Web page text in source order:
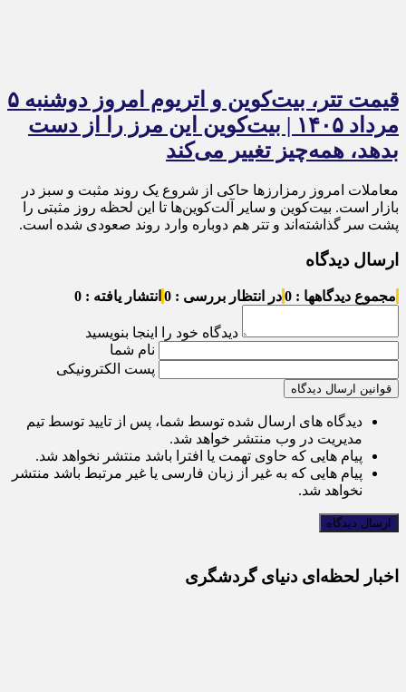
قیمت تتر، بیت‌کوین و اتریوم امروز دوشنبه ۵
مرداد ۱۴۰۵ | بیت‌کوین این مرز را از دست
بدهد، همه‌چیز تغییر می‌کند
معاملات امروز رمزارز‌ها حاکی از شروع یک روند مثبت و سبز در
بازار است. بیت‌کوین و سایر آلت‌کوین‌ها تا این لحظه روز مثبتی را
پشت سر گذاشته‌اند و تتر هم دوباره وارد روند صعودی شده است.
ارسال دیدگاه
مجموع دیدگاهها : 0 در انتظار بررسی : 0 انتشار یافته : 0
دیدگاه خود را اینجا بنویسید
نام شما
پست الکترونیکی
قوانین ارسال دیدگاه
دیدگاه های ارسال شده توسط شما، پس از تایید توسط تیم
مدیریت در وب منتشر خواهد شد.
پیام هایی که حاوی تهمت یا افترا باشد منتشر نخواهد شد.
پیام هایی که به غیر از زبان فارسی یا غیر مرتبط باشد منتشر
نخواهد شد.
اخبار لحظه‌ای دنیای گردشگری